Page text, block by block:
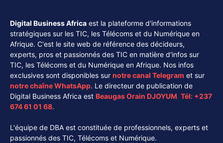
Digital Business Africa est la plateforme d'informations
stratégiques sur les TIC, les Télécoms et du Numérique en
Afrique. C'est le site web de référence des décideurs,
experts, pros et passionnés des TIC en matière d'infos sur
TIC, les Télécoms et du Numérique en Afrique. Nos infos
exclusives sont disponibles sur notre canal Telegram et sur
notre chaîneWhatsApp. Le directeur de publication de
Digital Business Africa est Beaugas Orain DJOYUM. Tél: +237
674 61 01 68.
L'équipe de DBA est constituée de professionnels, experts et
passionnés des TIC, Télécoms et Numérique.